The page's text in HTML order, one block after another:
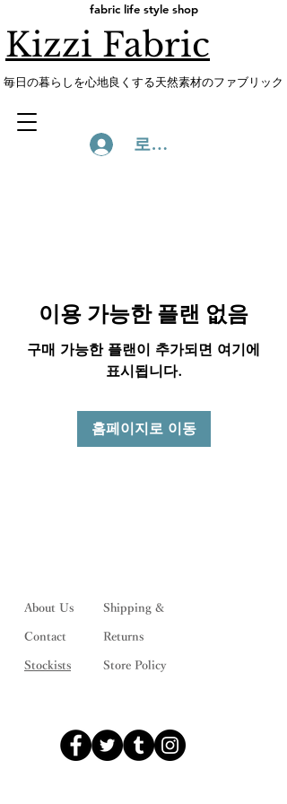
fabric life style shop
Kizzi Fabric
​毎日の暮らしを心地良くする天然素材のファブリック
로그인
이용 가능한 플랜 없음
구매 가능한 플랜이 추가되면 여기에
표시됩니다.
홈페이지로 이동
About Us
Contact
Stockists
Shipping &
Returns
Store Policy